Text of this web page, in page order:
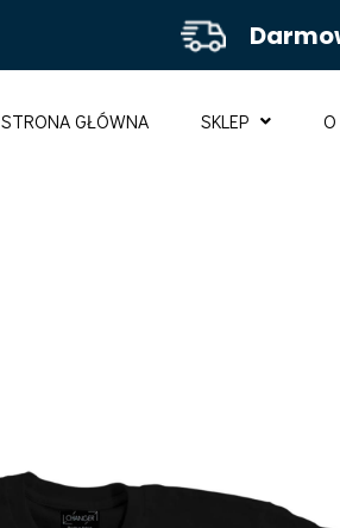
STRONA GŁÓWNA SKLEP